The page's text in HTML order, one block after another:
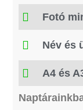
Fotó
Név és
A4 és